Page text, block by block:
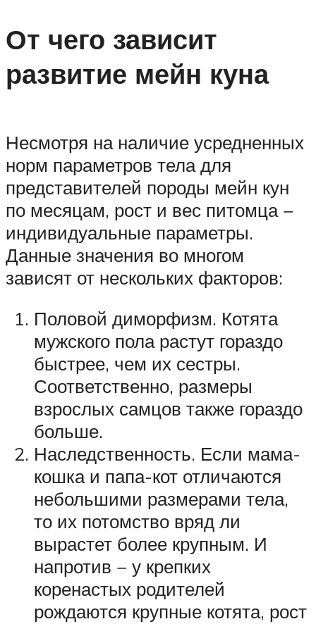
От чего зависит
развитие мейн куна
Несмотря на наличие усредненных
норм параметров тела для
представителей породы мейн кун
по месяцам, рост и вес питомца −
индивидуальные параметры.
Данные значения во многом
зависят от нескольких факторов:
Половой диморфизм. Котята
мужского пола растут гораздо
быстрее, чем их сестры.
Соответственно, размеры
взрослых самцов также гораздо
больше.
Наследственность. Если мама-
кошка и папа-кот отличаются
небольшими размерами тела,
то их потомство вряд ли
вырастет более крупным. И
напротив − у крепких
коренастых родителей
рождаются крупные котята, рост